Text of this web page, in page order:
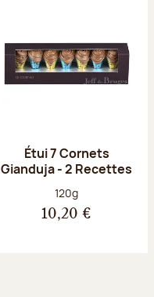
Étui 7 Cornets
Gianduja - 2 Recettes
Poids net :
120g
10,20 €